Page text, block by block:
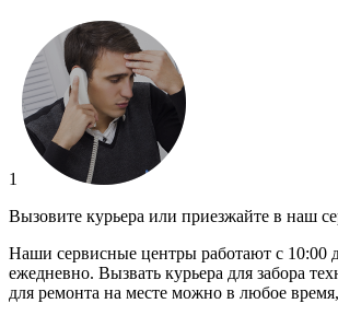
1
Вызовите курьера или приезжайте в наш
Наши сервисные центры работают с 10:00
ежедневно. Вызвать курьера для забора
для ремонта на месте можно в любое